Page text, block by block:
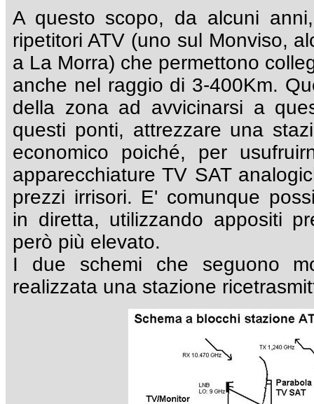
A questo scopo, da alcuni
ripetitori ATV (uno sul Monviso,
a La Morra) che permettono
anche nel raggio di 3-400Km.
della zona ad avvicinarsi a
questi ponti, attrezzare una
economico poiché, per
apparecchiature TV SAT
prezzi irrisori. E' comunque
in diretta, utilizzando appositi
però più elevato.
I due schemi che seguono
realizzata una stazione